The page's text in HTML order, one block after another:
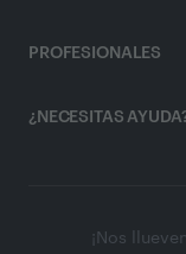
PROFESIONALES
¿NECESITAS
¡Nos